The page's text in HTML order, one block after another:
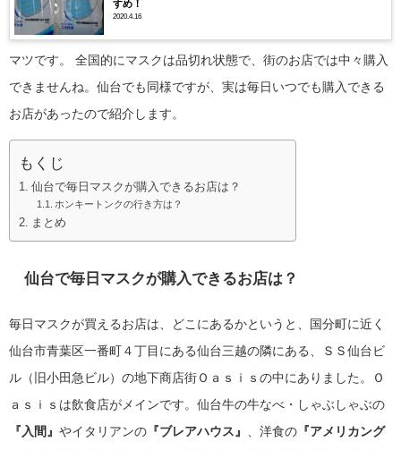
すめ！
2020.4.16
マツです。 全国的にマスクは品切れ状態で、街のお店では中々購入
できませんね。仙台でも同様ですが、実は毎日いつでも購入できる
お店があったので紹介します。
もくじ
仙台で毎日マスクが購入できるお店は？
ホンキートンクの行き方は？
まとめ
仙台で毎日マスクが購入できるお店は？
毎日マスクが買えるお店は、どこにあるかというと、国分町に近く
仙台市青葉区一番町４丁目にある仙台三越の隣にある、ＳＳ仙台ビ
ル（旧小田急ビル）の地下商店街Ｏａｓｉｓの中にありました。Ｏ
ａｓｉｓは飲食店がメインです。仙台牛の牛なべ・しゃぶしゃぶの
『入間』 やイタリアンの 『ブレアハウス』 、洋食の 『アメリカング